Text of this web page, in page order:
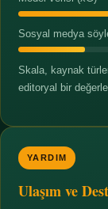
Sosyal medya
Skala, kaynak
editoryal bir
YARDIM
Ulaşım ve